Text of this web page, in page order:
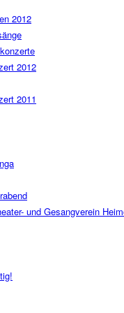
2012
2012
2011
und Gesangverein